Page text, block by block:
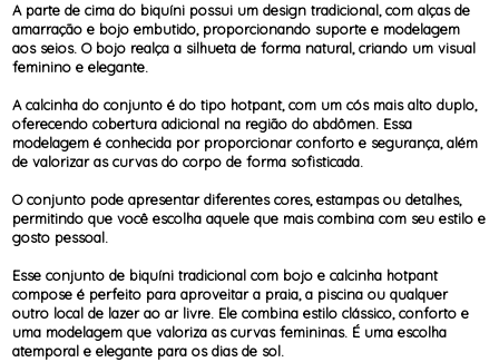
A parte de cima do biquíni possui um design tradicional, com alças de
amarração e bojo embutido, proporcionando suporte e modelagem
aos seios. O bojo realça a silhueta de forma natural, criando um visual
feminino e elegante.
A calcinha do conjunto é do tipo hotpant, com um cós mais alto duplo,
oferecendo cobertura adicional na região do abdômen. Essa
modelagem é conhecida por proporcionar conforto e segurança, além
de valorizar as curvas do corpo de forma sofisticada.
O conjunto pode apresentar diferentes cores, estampas ou detalhes,
permitindo que você escolha aquele que mais combina com seu estilo e
gosto pessoal.
Esse conjunto de biquíni tradicional com bojo e calcinha hotpant
compose é perfeito para aproveitar a praia, a piscina ou qualquer
outro local de lazer ao ar livre. Ele combina estilo clássico, conforto e
uma modelagem que valoriza as curvas femininas. É uma escolha
atemporal e elegante para os dias de sol.